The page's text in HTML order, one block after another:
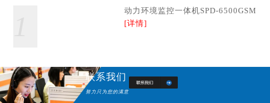
动力环境监控一体机SPD-6500GSM
[详情]
联系我们
努力只为您的满意